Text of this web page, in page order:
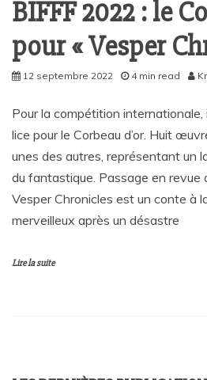
BIFFF 2022 : le
pour « Vesper
12 septembre 2022 4 min read
Pour la compétition
lice pour le Corbeau d’or. Huit
unes des autres, représentant un
du fantastique. Passage en revue
Vesper Chronicles est un conte à
merveilleux après un désastre
Lire la suite